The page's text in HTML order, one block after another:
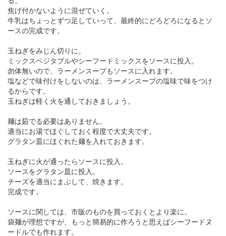
焦げ付かないように混ぜていく。
牛乳はちょっとずつ足していって、最終的にどろどろになるとソ
ースの完成です。
玉ねぎをみじん切りに。
ミックスベジタブルやシーフードミックスをソースに投入。
勿体無いので、ラーメンスープもソースに入れます。
塩などで味付けをしないのは、ラーメンスープの塩味で味をつけ
るからです。
玉ねぎは軽く火を通しておきましょう。
麺は茹でる必要はありません。
適当にお湯でほぐしておく程度で大丈夫です。
グラタン皿にほぐれた麺を入れておきます。
玉ねぎに火が通ったらソースに投入。
ソースをグラタン皿に投入。
チーズを適当にまぶして、焼きます。
完成です。
ソースに関しては、市販のものを買っておくとより楽に。
袋麺が理想ですが、もっと簡易的に作ろうと思えばシーフードヌ
ードルでも作れます。